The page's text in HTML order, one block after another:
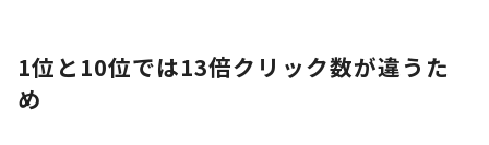
1位と10位では13倍クリック数が違うた
め